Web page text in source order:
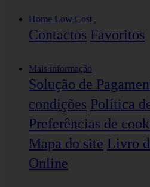
Home Low Cost
Contactos Favoritos
Mais informação
Solução de
condições Política
Preferências de
Mapa do site Livro
Online